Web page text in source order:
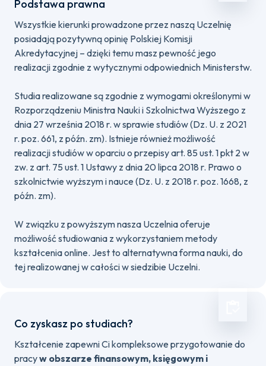
Podstawa prawna
Wszystkie kierunki prowadzone przez naszą Uczelnię
posiadają pozytywną opinię Polskiej Komisji
Akredytacyjnej – dzięki temu masz pewność jego
realizacji zgodnie z wytycznymi odpowiednich Ministerstw.
Studia realizowane są zgodnie z wymogami określonymi w
Rozporządzeniu Ministra Nauki i Szkolnictwa Wyższego z
dnia 27 września 2018 r. w sprawie studiów (Dz. U. z 2021
r. poz. 661, z późn. zm). Istnieje również możliwość
realizacji studiów w oparciu o przepisy art. 85 ust. 1 pkt 2 w
zw. z art. 75 ust. 1 Ustawy z dnia 20 lipca 2018 r. Prawo o
szkolnictwie wyższym i nauce (Dz. U. z 2018 r. poz. 1668, z
późn. zm).
W związku z powyższym nasza Uczelnia oferuje
możliwość studiowania z wykorzystaniem metody
kształcenia online. Jest to alternatywna forma nauki, do
tej realizowanej w całości w siedzibie Uczelni.
Co zyskasz po studiach?
Kształcenie zapewni Ci kompleksowe przygotowanie do
pracyw obszarze finansowym, księgowym i